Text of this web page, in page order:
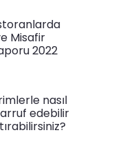
Misafir
2022
nasıl
edebilir